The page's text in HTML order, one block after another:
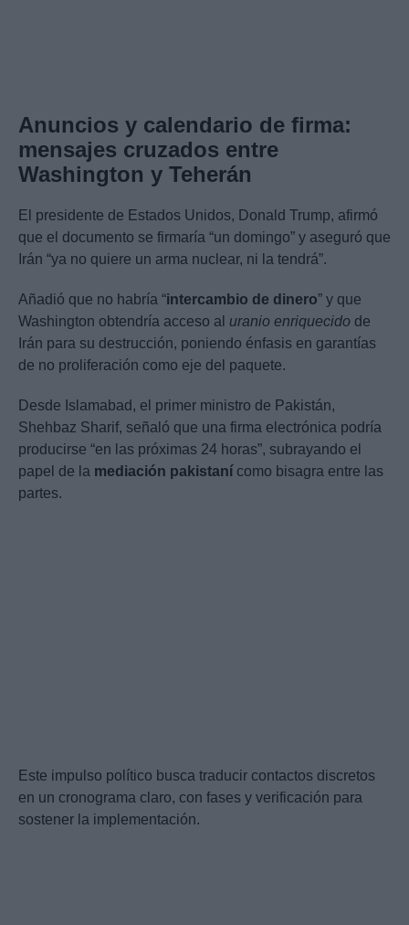
Anuncios y calendario de firma:
mensajes cruzados entre
Washington y Teherán
El presidente de Estados Unidos, Donald Trump, afirmó
que el documento se firmaría “un domingo” y aseguró que
Irán “ya no quiere un arma nuclear, ni la tendrá”.
Añadió que no habría “intercambio de dinero” y que
Washington obtendría acceso al uranio enriquecido de
Irán para su destrucción, poniendo énfasis en garantías
de no proliferación como eje del paquete.
Desde Islamabad, el primer ministro de Pakistán,
Shehbaz Sharif, señaló que una firma electrónica podría
producirse “en las próximas 24 horas”, subrayando el
papel de la mediación pakistaní como bisagra entre las
partes.
Este impulso político busca traducir contactos discretos
en un cronograma claro, con fases y verificación para
sostener la implementación.